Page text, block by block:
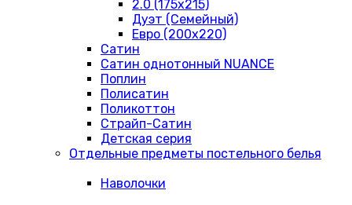
2.0 (175х215)
Дуэт (Семейный)
Евро (200х220)
Сатин
Сатин однотонный NUANCE
Поплин
Полисатин
Поликоттон
Страйп-Сатин
Детская серия
Отдельные предметы постельного белья
Наволочки